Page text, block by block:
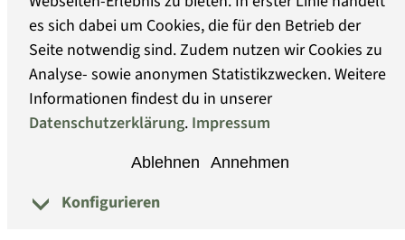
benachbarten Gebäuden, Feldstraße 98a und
Franz Grunick Straße 13+14:
Erlebte Geschichte des real existierenden
Sozialismus in der DDR mit Originalen; Beginn
mit den letzten Kämpfen 1945, Staatsgründung,
Gaststätte, Kaufladen (Lebensmittel, Foto,
Rundfunk, Uhren + Fernsehen, Kosmetika).
Kommunikationsmittel, Waschküche, Arztpraxis,
Über uns
Barrierefreiheit
Datenschutz
© Museumsverband Brandenburg
es sich dabei um Cookies, die für den Betrieb der
Seite notwendig sind. Zudem nutzen wir Cookies zu
Analyse- sowie anonymen Statistikzwecken. Weitere
Informationen findest du in unserer
Datenschutzerklärung. Impressum
Ablehnen Annehmen
Konfigurieren